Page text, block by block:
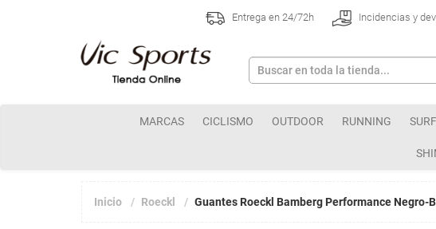
Entrega en 24/72h Incidencias y
MARCAS CICLISMO OUTDOOR RUNNING
Inicio Roeckl Guantes Roeckl Bamberg Performance Negro-